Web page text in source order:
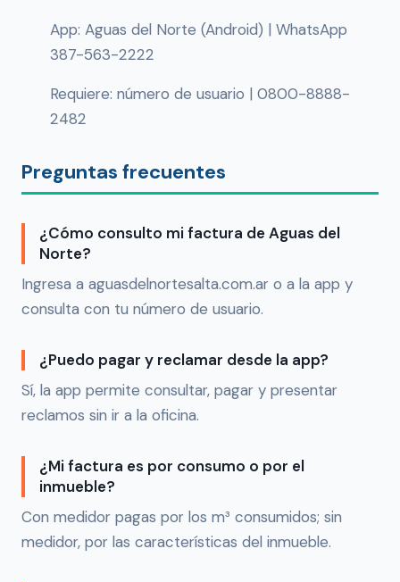
App: Aguas del Norte (Android) | WhatsApp
387-563-2222
Requiere: número de usuario | 0800-8888-
2482
Preguntas frecuentes
¿Cómo consulto mi factura de Aguas del
Norte?
Ingresa a aguasdelnortesalta.com.ar o a la app y
consulta con tu número de usuario.
¿Puedo pagar y reclamar desde la app?
Sí, la app permite consultar, pagar y presentar
reclamos sin ir a la oficina.
¿Mi factura es por consumo o por el
inmueble?
Con medidor pagas por los m³ consumidos; sin
medidor, por las características del inmueble.